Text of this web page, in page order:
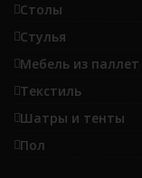
Столы
Стулья
Мебель из паллет
Текстиль
Шатры и тенты
Пол